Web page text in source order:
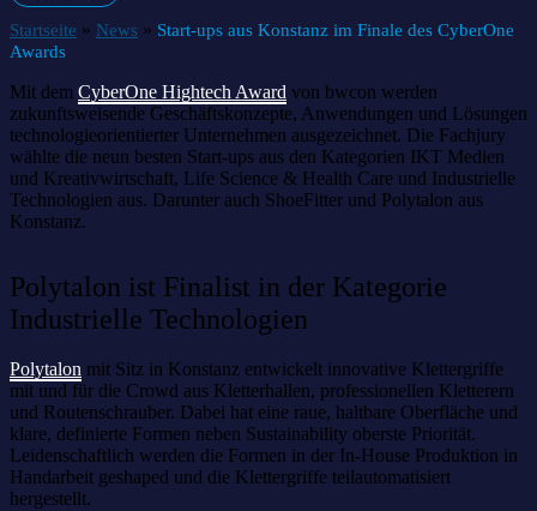
Startseite » News » Start-ups aus Konstanz im Finale des CyberOne
Awards
Mit dem CyberOne Hightech Award von bwcon werden
zukunftsweisende Geschäftskonzepte, Anwendungen und Lösungen
technologieorientierter Unternehmen ausgezeichnet. Die Fachjury
wählte die neun besten Start-ups aus den Kategorien IKT Medien
und Kreativwirtschaft, Life Science & Health Care und Industrielle
Technologien aus. Darunter auch ShoeFitter und Polytalon aus
Konstanz.
Polytalon ist Finalist in der Kategorie
Industrielle Technologien
Polytalon mit Sitz in Konstanz entwickelt innovative Klettergriffe
mit und für die Crowd aus Kletterhallen, professionellen Kletterern
und Routenschrauber. Dabei hat eine raue, haltbare Oberfläche und
klare, definierte Formen neben Sustainability oberste Priorität.
Leidenschaftlich werden die Formen in der In-House Produktion in
Handarbeit geshaped und die Klettergriffe teilautomatisiert
hergestellt.